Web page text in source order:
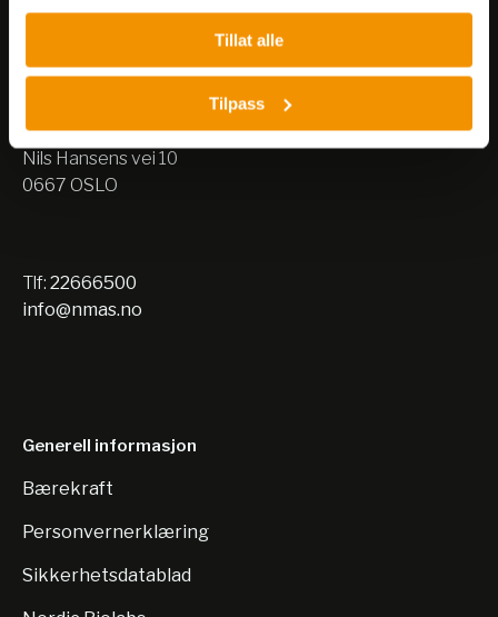
Tillat alle
Tilpass
Nils Hansens vei 8
Lager:
Nils Hansens vei 10
0667 OSLO
Tlf: 22666500
info@nmas.no
Generell informasjon
Bærekraft
Personvernerklæring
Sikkerhetsdatablad